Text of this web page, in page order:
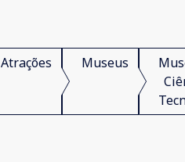
Atrações Museus